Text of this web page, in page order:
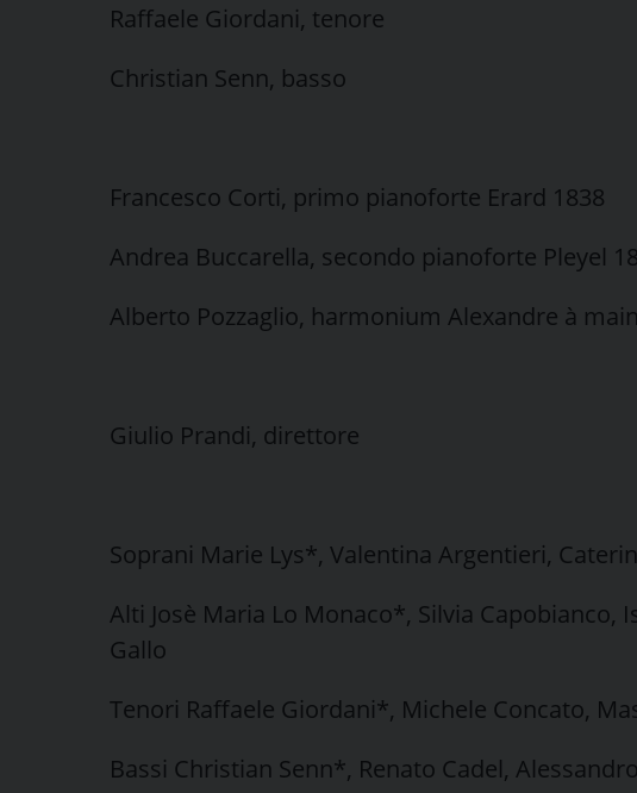
Raffaele Giordani, tenore
Christian Senn, basso
Francesco Corti, primo pianoforte Erard 1838
Andrea Buccarella, secondo pianoforte Pleyel
Alberto Pozzaglio, harmonium Alexandre à
Giulio Prandi, direttore
Soprani Marie Lys*, Valentina Argentieri,
Alti Josè Maria Lo Monaco*, Silvia Capobianco,
Gallo
Tenori Raffaele Giordani*, Michele Concato,
Bassi Christian Senn*, Renato Cadel,